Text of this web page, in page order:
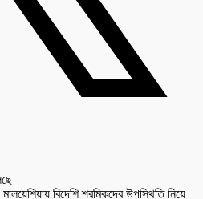
মালয়েশিয়ায় বিদেশি শ্রমিকদের উপস্থিতি নিয়ে